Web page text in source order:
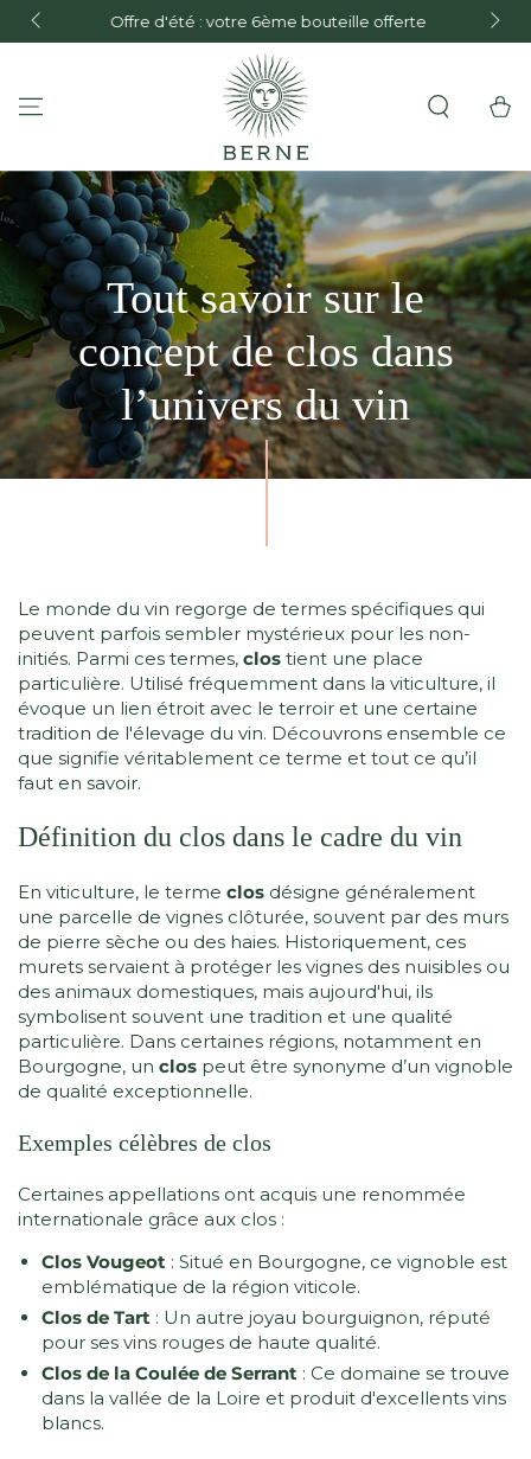
ZUM INHALT
SPRINGEN
Offre d'été : votre 6ème bouteille offerte
Tout savoir sur le
concept de clos dans
l’univers du vin
Le monde du vin regorge de termes spécifiques qui
peuvent parfois sembler mystérieux pour les non-
initiés. Parmi ces termes, clos tient une place
particulière. Utilisé fréquemment dans la viticulture, il
évoque un lien étroit avec le terroir et une certaine
tradition de l'élevage du vin. Découvrons ensemble ce
que signifie véritablement ce terme et tout ce qu’il
faut en savoir.
Définition du clos dans le cadre du vin
En viticulture, le terme clos désigne généralement
une parcelle de vignes clôturée, souvent par des murs
de pierre sèche ou des haies. Historiquement, ces
murets servaient à protéger les vignes des nuisibles ou
des animaux domestiques, mais aujourd'hui, ils
symbolisent souvent une tradition et une qualité
particulière. Dans certaines régions, notamment en
Bourgogne, un clos peut être synonyme d’un vignoble
de qualité exceptionnelle.
Exemples célèbres de clos
Certaines appellations ont acquis une renommée
internationale grâce aux clos :
Clos Vougeot : Situé en Bourgogne, ce vignoble est
emblématique de la région viticole.
Clos de Tart : Un autre joyau bourguignon, réputé
pour ses vins rouges de haute qualité.
Clos de la Coulée de Serrant : Ce domaine se trouve
dans la vallée de la Loire et produit d'excellents vins
blancs.